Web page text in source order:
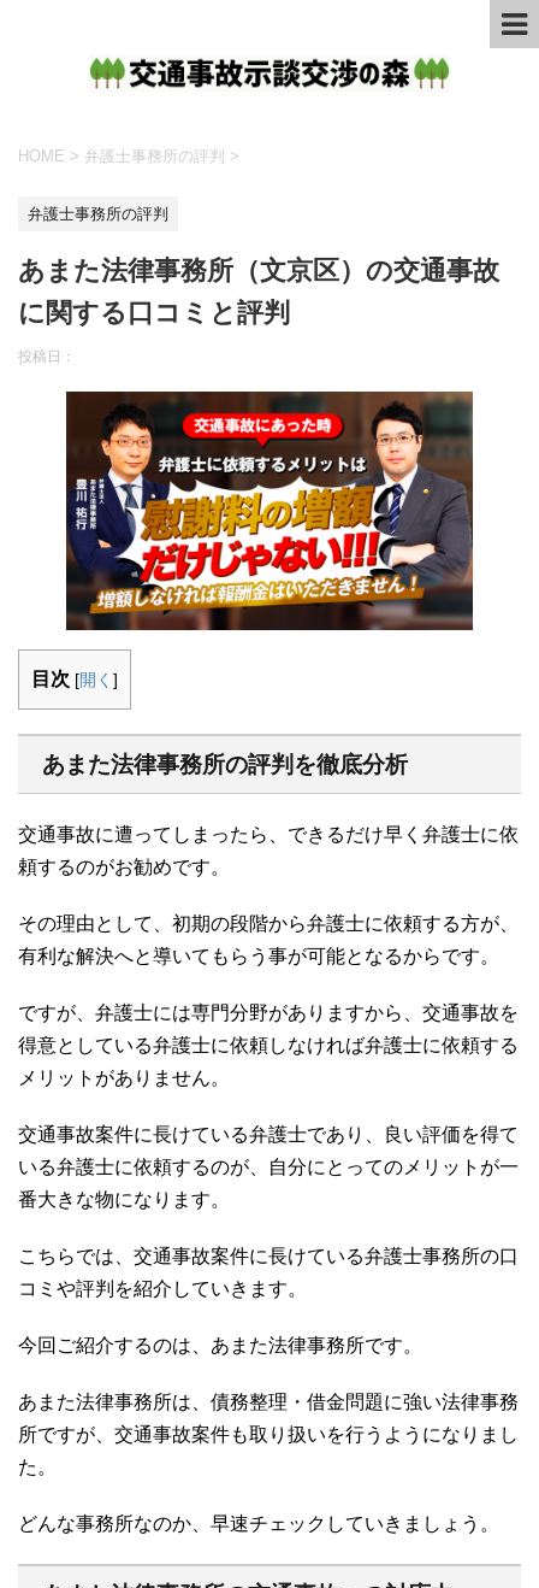
HOME > 弁護士事務所の評判 >
弁護士事務所の評判
あまた法律事務所（文京区）の交通事故
に関する口コミと評判
投稿日：
目次 [開く ]
あまた法律事務所の評判を徹底分析
交通事故に遭ってしまったら、できるだけ早く弁護士に依
頼するのがお勧めです。
その理由として、初期の段階から弁護士に依頼する方が、
有利な解決へと導いてもらう事が可能となるからです。
ですが、弁護士には専門分野がありますから、交通事故を
得意としている弁護士に依頼しなければ弁護士に依頼する
メリットがありません。
交通事故案件に長けている弁護士であり、良い評価を得て
いる弁護士に依頼するのが、自分にとってのメリットが一
番大きな物になります。
こちらでは、交通事故案件に長けている弁護士事務所の口
コミや評判を紹介していきます。
今回ご紹介するのは、あまた法律事務所です。
あまた法律事務所は、債務整理・借金問題に強い法律事務
所ですが、交通事故案件も取り扱いを行うようになりまし
た。
どんな事務所なのか、早速チェックしていきましょう。